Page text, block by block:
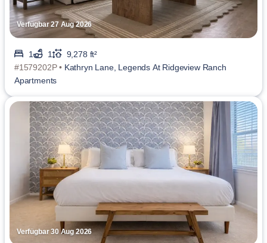
Verfügbar 27 Aug 2026
1 1
9,278 ft²
#1579202P • Kathryn Lane, Legends At Ridgeview Ranch
Apartments
Verfügbar 30 Aug 2026